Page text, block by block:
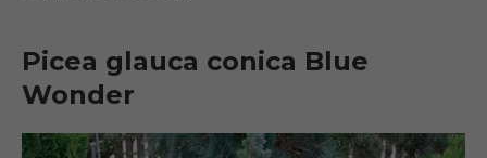
Picea glauca conica Blue
Wonder